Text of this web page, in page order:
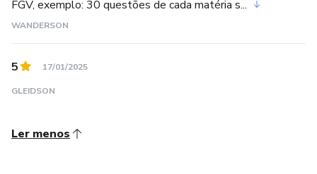
FGV, exemplo: 30 questões de cada matéria s...
WANDERSON
5 17/01/2025
GLEIDSON
Ler menos